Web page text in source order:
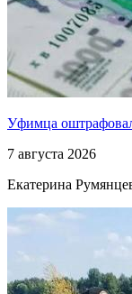
Уфимца
7 августа 2026
Екатерина